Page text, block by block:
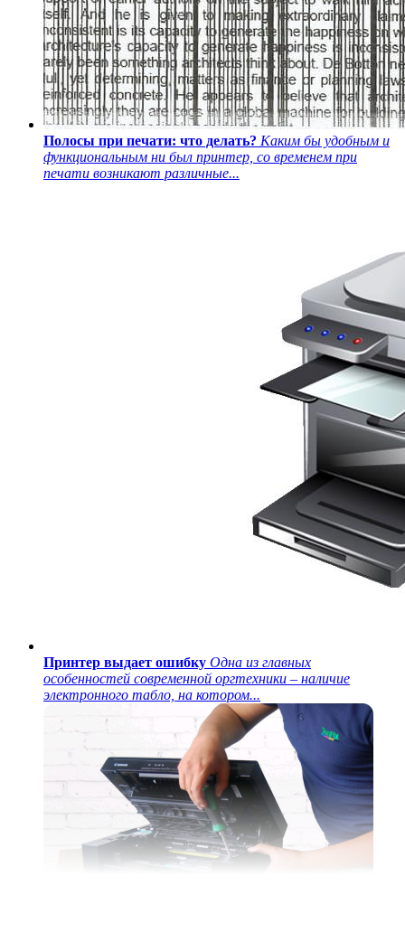
Полосы при печати: что делать? Каким бы удобным и
функциональным ни был принтер, со временем при
печати возникают различные...
Принтер выдает ошибку Одна из главных
особенностей современной оргтехники – наличие
электронного табло, на котором...